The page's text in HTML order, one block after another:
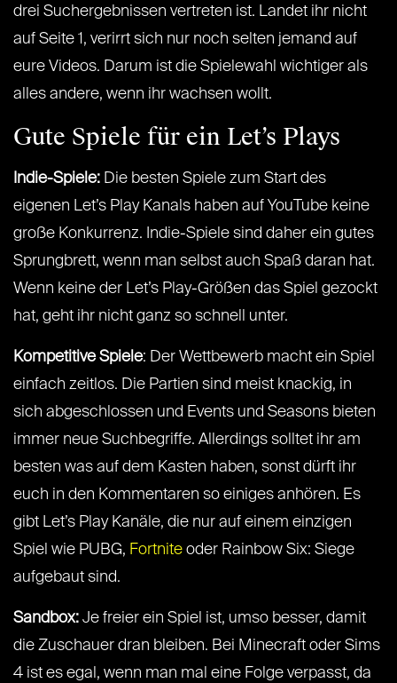
drei Suchergebnissen vertreten ist. Landet ihr nicht
auf Seite 1, verirrt sich nur noch selten jemand auf
eure Videos. Darum ist die Spielewahl wichtiger als
alles andere, wenn ihr wachsen wollt.
Gute Spiele für ein Let’s Plays
Indie-Spiele: Die besten Spiele zum Start des
eigenen Let’s Play Kanals haben auf YouTube keine
große Konkurrenz. Indie-Spiele sind daher ein gutes
Sprungbrett, wenn man selbst auch Spaß daran hat.
Wenn keine der Let’s Play-Größen das Spiel gezockt
hat, geht ihr nicht ganz so schnell unter.
Kompetitive Spiele: Der Wettbewerb macht ein Spiel
einfach zeitlos. Die Partien sind meist knackig, in
sich abgeschlossen und Events und Seasons bieten
immer neue Suchbegriffe. Allerdings solltet ihr am
besten was auf dem Kasten haben, sonst dürft ihr
euch in den Kommentaren so einiges anhören. Es
gibt Let’s Play Kanäle, die nur auf einem einzigen
Spiel wie PUBG, Fortnite oder Rainbow Six: Siege
aufgebaut sind.
Sandbox: Je freier ein Spiel ist, umso besser, damit
die Zuschauer dran bleiben. Bei Minecraft oder Sims
4 ist es egal, wenn man mal eine Folge verpasst, da